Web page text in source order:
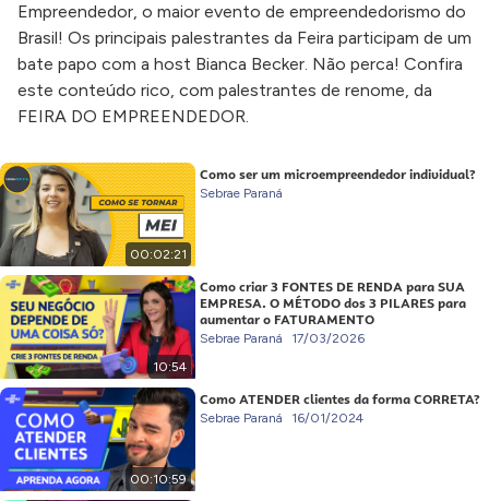
Empreendedor, o maior evento de empreendedorismo do
Brasil! Os principais palestrantes da Feira participam de um
bate papo com a host Bianca Becker. Não perca! Confira
este conteúdo rico, com palestrantes de renome, da
FEIRA DO EMPREENDEDOR.
00:02:21
Como ser um microempreendedor individual?
Sebrae Paraná
10:54
Como criar 3 FONTES DE RENDA para SUA
EMPRESA. O MÉTODO dos 3 PILARES para
aumentar o FATURAMENTO
Sebrae Paraná 17/03/2026
00:10:59
Como ATENDER clientes da forma CORRETA?
Sebrae Paraná 16/01/2024